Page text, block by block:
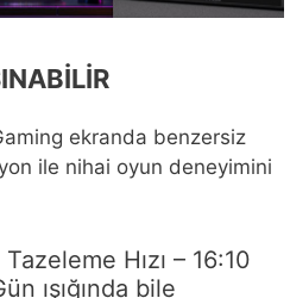
ekranda benzersiz
ile nihai oyun deneyimini
Hızı – 16:10
ışığında bile